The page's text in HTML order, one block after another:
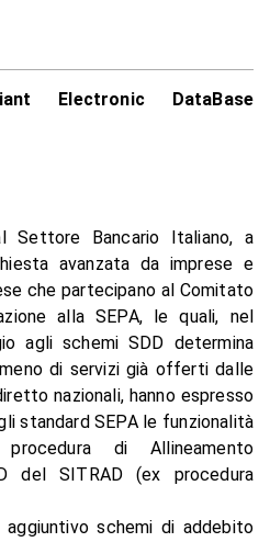
Electronic DataBase
Settore Bancario Italiano, a
avanzata da imprese e
che partecipano al Comitato
alla SEPA, le quali, nel
agli schemi SDD determina
di servizi già offerti dalle
nazionali, hanno espresso
standard SEPA le funzionalità
di Allineamento
del SITRAD (ex procedura
schemi di addebito